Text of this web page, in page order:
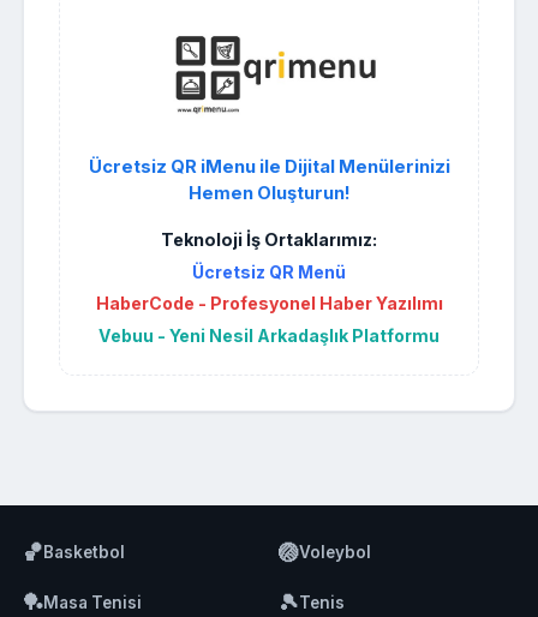
Ücretsiz QR iMenu ile Dijital Menülerinizi
Hemen Oluşturun!
Teknoloji İş Ortaklarımız:
Ücretsiz QR Menü
HaberCode - Profesyonel Haber Yazılımı
Vebuu - Yeni Nesil Arkadaşlık Platformu
🏀Basketbol 🏐Voleybol
🏓Masa Tenisi 🎾Tenis